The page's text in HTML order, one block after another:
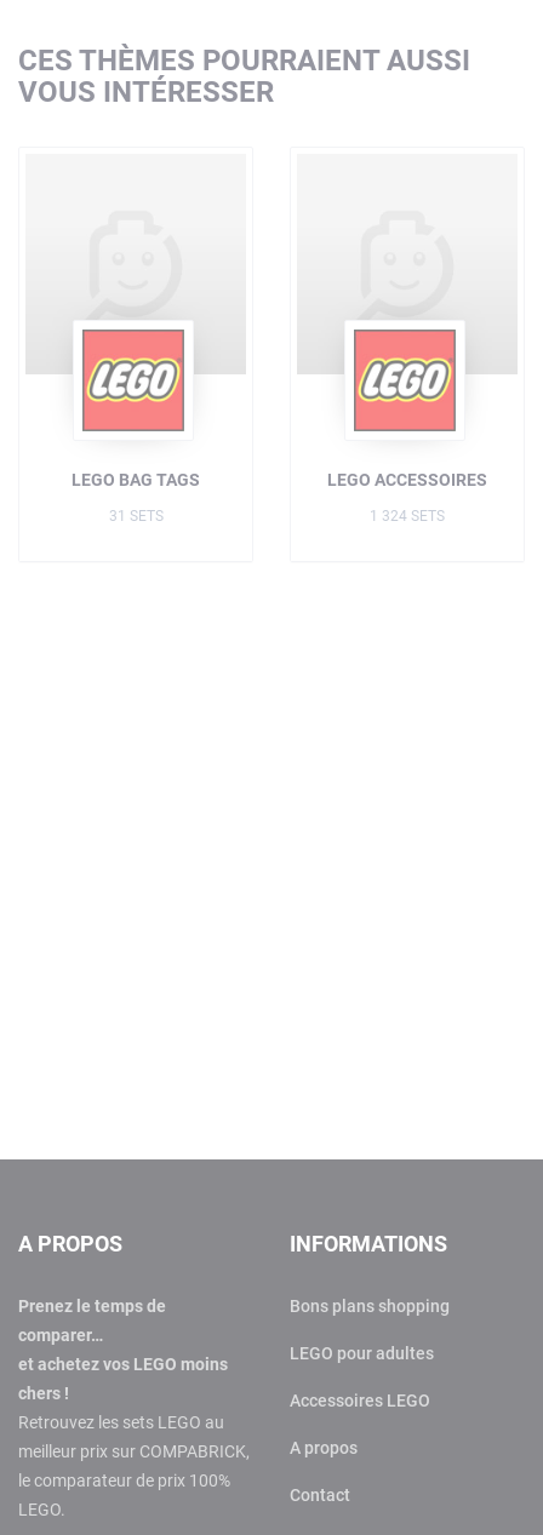
CES THÈMES POURRAIENT AUSSI
VOUS INTÉRESSER
LEGO BAG TAGS
31 SETS
LEGO ACCESSOIRES
1 324 SETS
A PROPOS
Prenez le temps de
comparer…
et achetez vos LEGO moins
chers !
Retrouvez les sets LEGO au
meilleur prix sur COMPABRICK,
le comparateur de prix 100%
LEGO.
INFORMATIONS
Bons plans shopping
LEGO pour adultes
Accessoires LEGO
A propos
Contact